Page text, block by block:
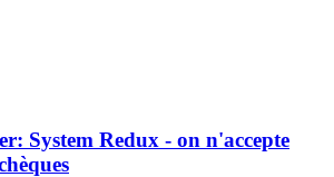
System Redux - on n'accepte